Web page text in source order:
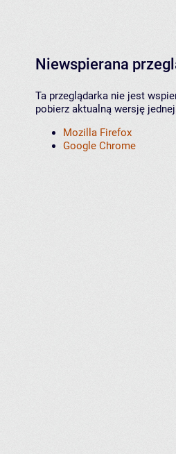
Niewspierana
Ta przeglądarka nie jest
pobierz aktualną wersję
Mozilla Firefox
Google Chrome